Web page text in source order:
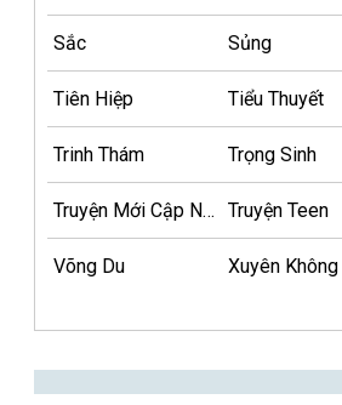
Sắc Sủng
Tiên Hiệp Tiểu Thuyết
Trinh Thám Trọng Sinh
Truyện Mới Cập Nhật Truyện Teen
Võng Du Xuyên Không